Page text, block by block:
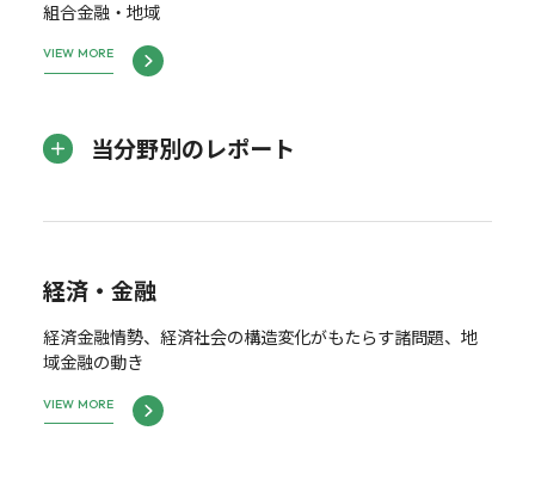
組合金融・地域
VIEW MORE
当分野別のレポート
経済・金融
経済金融情勢、経済社会の構造変化がもたらす諸問題、地
域金融の動き
VIEW MORE